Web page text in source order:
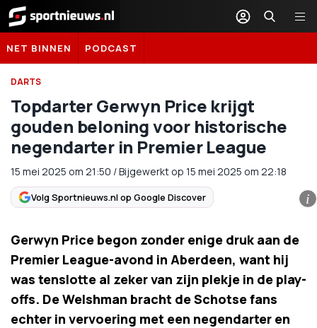
Sportnieuws.nl
NET BINNEN PODCAST
DARTS
Topdarter Gerwyn Price krijgt
gouden beloning voor historische
negendarter in Premier League
15 mei 2025 om 21:50 /Bijgewerkt op 15 mei 2025 om 22:18
Volg Sportnieuws.nl op Google Discover i
Gerwyn Price begon zonder enige druk aan de
Premier League-avond in Aberdeen, want hij
was tenslotte al zeker van zijn plekje in de play-
offs. De Welshman bracht de Schotse fans
echter in vervoering met een negendarter en